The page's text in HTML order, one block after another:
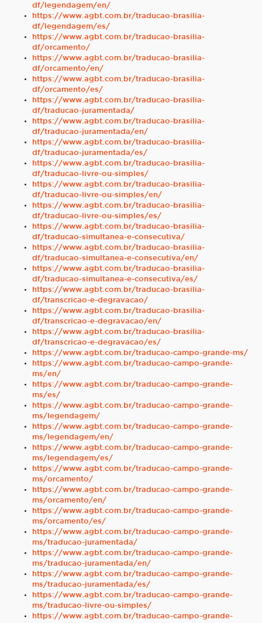
df/legendagem/en/
https://www.agbt.com.br/traducao-brasilia-
df/legendagem/es/
https://www.agbt.com.br/traducao-brasilia-
df/orcamento/
https://www.agbt.com.br/traducao-brasilia-
df/orcamento/en/
https://www.agbt.com.br/traducao-brasilia-
df/orcamento/es/
https://www.agbt.com.br/traducao-brasilia-
df/traducao-juramentada/
https://www.agbt.com.br/traducao-brasilia-
df/traducao-juramentada/en/
https://www.agbt.com.br/traducao-brasilia-
df/traducao-juramentada/es/
https://www.agbt.com.br/traducao-brasilia-
df/traducao-livre-ou-simples/
https://www.agbt.com.br/traducao-brasilia-
df/traducao-livre-ou-simples/en/
https://www.agbt.com.br/traducao-brasilia-
df/traducao-livre-ou-simples/es/
https://www.agbt.com.br/traducao-brasilia-
df/traducao-simultanea-e-consecutiva/
https://www.agbt.com.br/traducao-brasilia-
df/traducao-simultanea-e-consecutiva/en/
https://www.agbt.com.br/traducao-brasilia-
df/traducao-simultanea-e-consecutiva/es/
https://www.agbt.com.br/traducao-brasilia-
df/transcricao-e-degravacao/
https://www.agbt.com.br/traducao-brasilia-
df/transcricao-e-degravacao/en/
https://www.agbt.com.br/traducao-brasilia-
df/transcricao-e-degravacao/es/
https://www.agbt.com.br/traducao-campo-grande-ms/
https://www.agbt.com.br/traducao-campo-grande-
ms/en/
https://www.agbt.com.br/traducao-campo-grande-
ms/es/
https://www.agbt.com.br/traducao-campo-grande-
ms/legendagem/
https://www.agbt.com.br/traducao-campo-grande-
ms/legendagem/en/
https://www.agbt.com.br/traducao-campo-grande-
ms/legendagem/es/
https://www.agbt.com.br/traducao-campo-grande-
ms/orcamento/
https://www.agbt.com.br/traducao-campo-grande-
ms/orcamento/en/
https://www.agbt.com.br/traducao-campo-grande-
ms/orcamento/es/
https://www.agbt.com.br/traducao-campo-grande-
ms/traducao-juramentada/
https://www.agbt.com.br/traducao-campo-grande-
ms/traducao-juramentada/en/
https://www.agbt.com.br/traducao-campo-grande-
ms/traducao-juramentada/es/
https://www.agbt.com.br/traducao-campo-grande-
ms/traducao-livre-ou-simples/
https://www.agbt.com.br/traducao-campo-grande-